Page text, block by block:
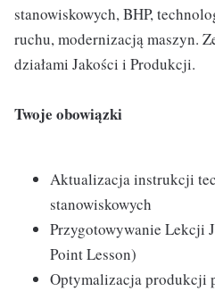
stanowiskowych, BHP,
ruchu, modernizacją maszyn.
działami Jakości i Produkcji.
Twoje obowiązki
Aktualizacja instrukcji
stanowiskowych
Przygotowywanie Lekcji
Point Lesson)
Optymalizacja produkcji